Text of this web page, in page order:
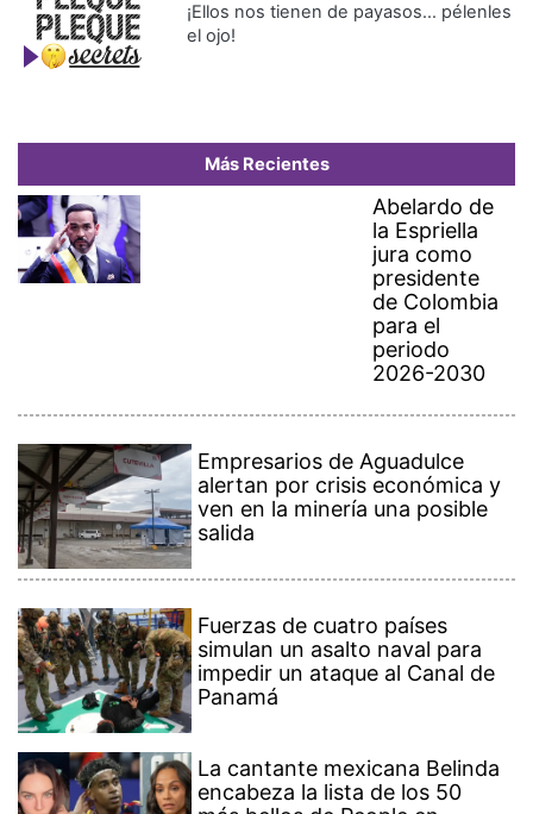
¡Ellos nos tienen de payasos… pélenles
el ojo!
Más Recientes
Abelardo de
la Espriella
jura como
presidente
de Colombia
para el
periodo
2026-2030
Empresarios de Aguadulce
alertan por crisis económica y
ven en la minería una posible
salida
Fuerzas de cuatro países
simulan un asalto naval para
impedir un ataque al Canal de
Panamá
La cantante mexicana Belinda
encabeza la lista de los 50